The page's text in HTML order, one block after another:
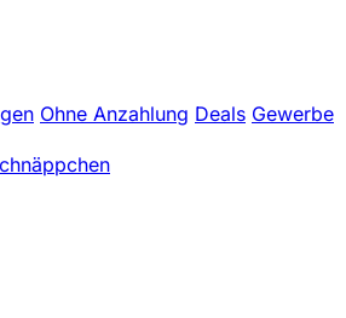
Ohne Anzahlung Deals Gewerbe